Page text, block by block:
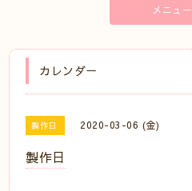
メニュー
カレンダー
製作日 2020-03-06 (金)
製作日